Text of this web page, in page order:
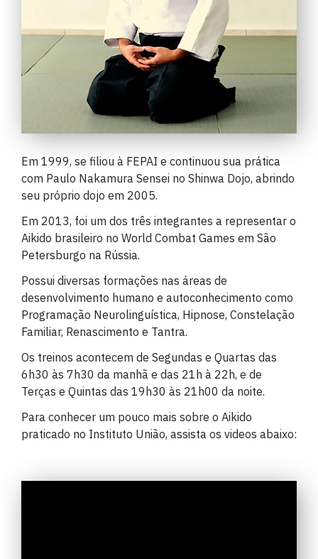
Em 1999, se filiou à FEPAI e continuou sua prática
com Paulo Nakamura Sensei no Shinwa Dojo, abrindo
seu próprio dojo em 2005.
Em 2013, foi um dos três integrantes a representar o
Aikido brasileiro no World Combat Games em São
Petersburgo na Rússia.
Possui diversas formações nas áreas de
desenvolvimento humano e autoconhecimento como
Programação Neurolinguística, Hipnose, Constelação
Familiar, Renascimento e Tantra.
Os treinos acontecem de Segundas e Quartas das
6h30 às 7h30 da manhã e das 21h à 22h, e de
Terças e Quintas das 19h30 às 21h00 da noite.
Para conhecer um pouco mais sobre o Aikido
praticado no Instituto União, assista os videos abaixo: